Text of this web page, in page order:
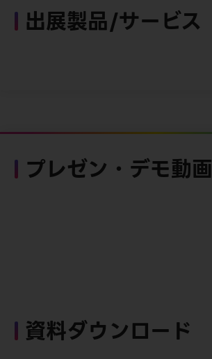
出展製品/サービス
プレゼン・デモ動画
資料ダウンロード